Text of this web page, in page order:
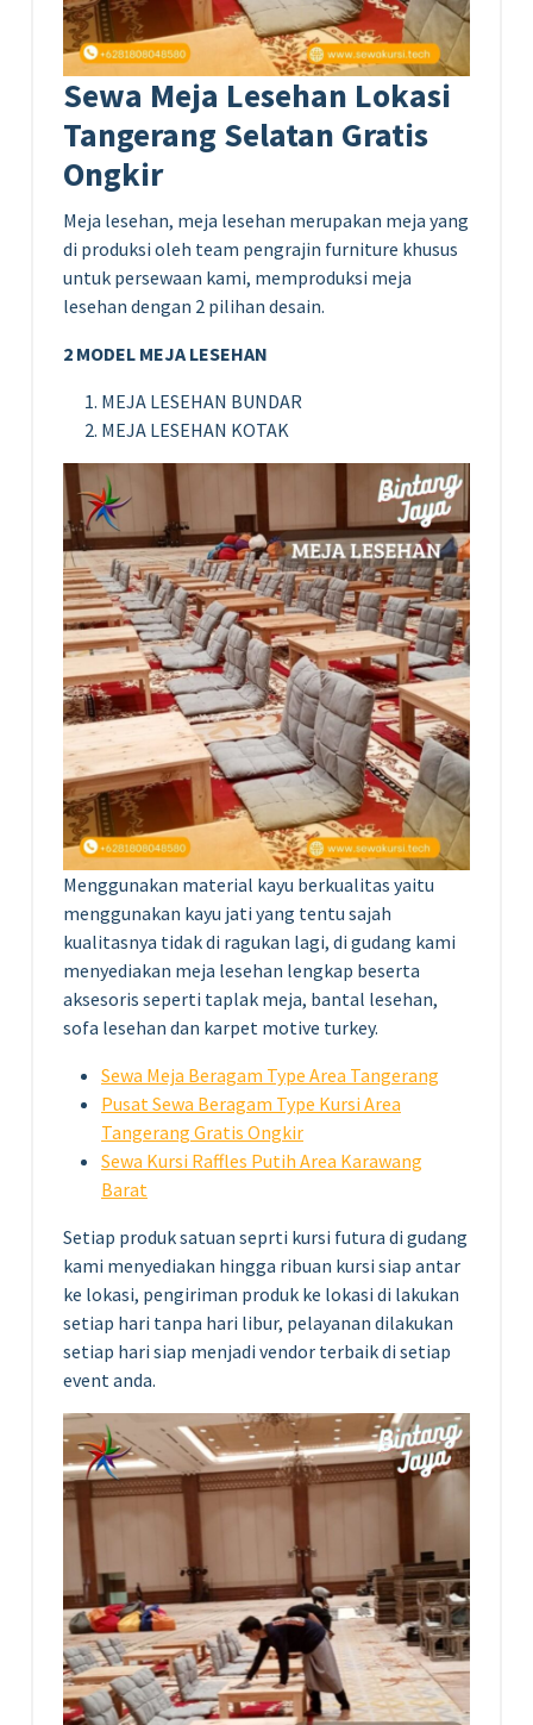
Sewa Meja Lesehan Lokasi
Tangerang Selatan Gratis
Ongkir
Meja lesehan, meja lesehan merupakan meja yang
di produksi oleh team pengrajin furniture khusus
untuk persewaan kami, memproduksi meja
lesehan dengan 2 pilihan desain.
2 MODEL MEJA LESEHAN
MEJA LESEHAN BUNDAR
MEJA LESEHAN KOTAK
Menggunakan material kayu berkualitas yaitu
menggunakan kayu jati yang tentu sajah
kualitasnya tidak di ragukan lagi, di gudang kami
menyediakan meja lesehan lengkap beserta
aksesoris seperti taplak meja, bantal lesehan,
sofa lesehan dan karpet motive turkey.
Sewa Meja Beragam Type Area Tangerang
Pusat Sewa Beragam Type Kursi Area
Tangerang Gratis Ongkir
Sewa Kursi Raffles Putih Area Karawang
Barat
Setiap produk satuan seprti kursi futura di gudang
kami menyediakan hingga ribuan kursi siap antar
ke lokasi, pengiriman produk ke lokasi di lakukan
setiap hari tanpa hari libur, pelayanan dilakukan
setiap hari siap menjadi vendor terbaik di setiap
event anda.